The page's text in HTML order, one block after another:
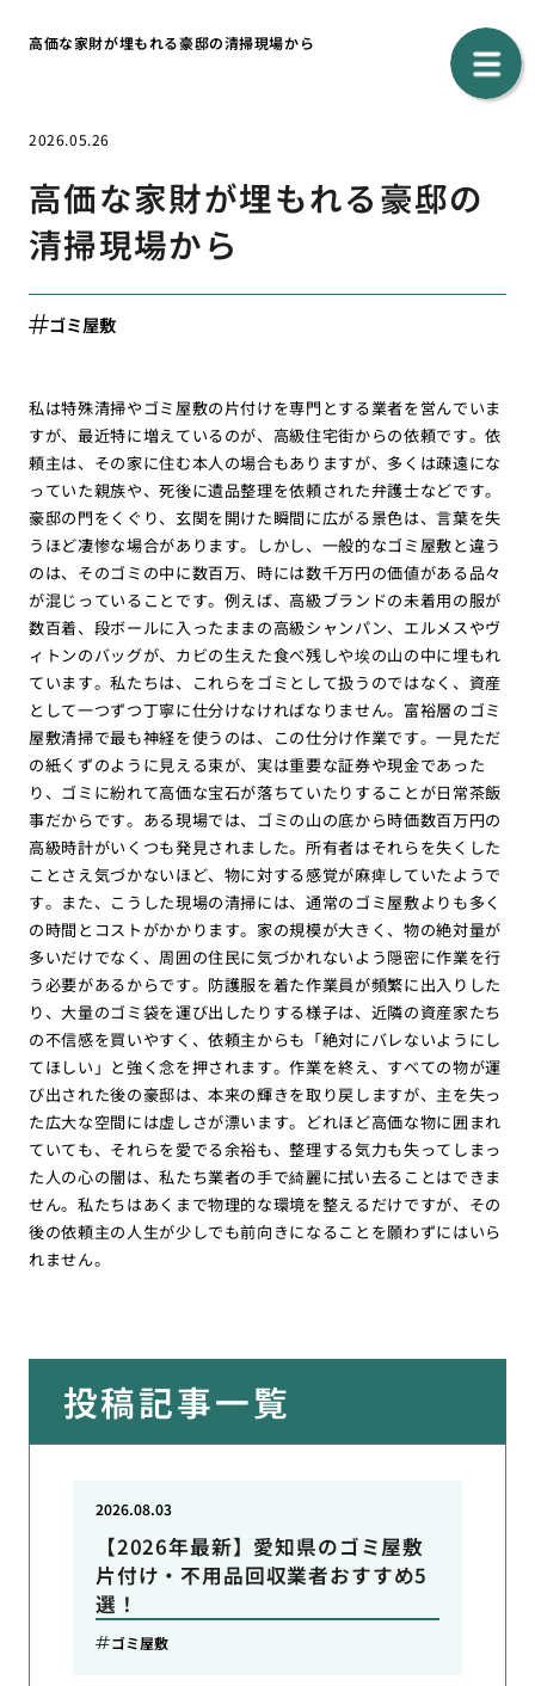
高価な家財が埋もれる豪邸の清掃現場から
2026.05.26
高価な家財が埋もれる豪邸の
清掃現場から
ゴミ屋敷
私は特殊清掃やゴミ屋敷の片付けを専門とする業者を営んでいま
すが、最近特に増えているのが、高級住宅街からの依頼です。依
頼主は、その家に住む本人の場合もありますが、多くは疎遠にな
っていた親族や、死後に遺品整理を依頼された弁護士などです。
豪邸の門をくぐり、玄関を開けた瞬間に広がる景色は、言葉を失
うほど凄惨な場合があります。しかし、一般的なゴミ屋敷と違う
のは、そのゴミの中に数百万、時には数千万円の価値がある品々
が混じっていることです。例えば、高級ブランドの未着用の服が
数百着、段ボールに入ったままの高級シャンパン、エルメスやヴ
ィトンのバッグが、カビの生えた食べ残しや埃の山の中に埋もれ
ています。私たちは、これらをゴミとして扱うのではなく、資産
として一つずつ丁寧に仕分けなければなりません。富裕層のゴミ
屋敷清掃で最も神経を使うのは、この仕分け作業です。一見ただ
の紙くずのように見える束が、実は重要な証券や現金であった
り、ゴミに紛れて高価な宝石が落ちていたりすることが日常茶飯
事だからです。ある現場では、ゴミの山の底から時価数百万円の
高級時計がいくつも発見されました。所有者はそれらを失くした
ことさえ気づかないほど、物に対する感覚が麻痺していたようで
す。また、こうした現場の清掃には、通常のゴミ屋敷よりも多く
の時間とコストがかかります。家の規模が大きく、物の絶対量が
多いだけでなく、周囲の住民に気づかれないよう隠密に作業を行
う必要があるからです。防護服を着た作業員が頻繁に出入りした
り、大量のゴミ袋を運び出したりする様子は、近隣の資産家たち
の不信感を買いやすく、依頼主からも「絶対にバレないようにし
てほしい」と強く念を押されます。作業を終え、すべての物が運
び出された後の豪邸は、本来の輝きを取り戻しますが、主を失っ
た広大な空間には虚しさが漂います。どれほど高価な物に囲まれ
ていても、それらを愛でる余裕も、整理する気力も失ってしまっ
た人の心の闇は、私たち業者の手で綺麗に拭い去ることはできま
せん。私たちはあくまで物理的な環境を整えるだけですが、その
後の依頼主の人生が少しでも前向きになることを願わずにはいら
れません。
投稿記事一覧
【2026年最新】愛知県のゴミ屋敷
片付け・不用品回収業者おすすめ5
選！
2026.08.03
ゴミ屋敷